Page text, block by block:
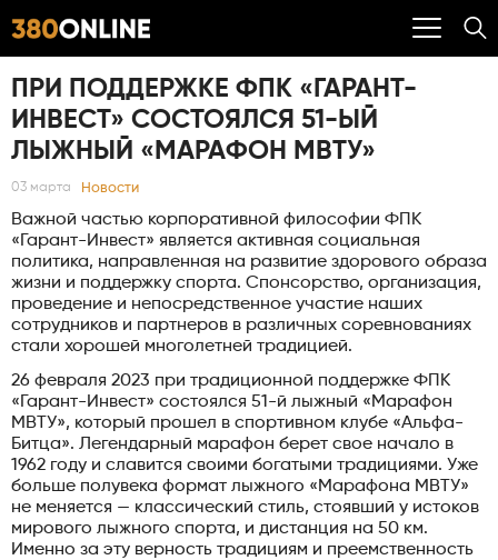
ПРИ ПОДДЕРЖКЕ ФПК «ГАРАНТ-
ИНВЕСТ» СОСТОЯЛСЯ 51-ЫЙ
ЛЫЖНЫЙ «МАРАФОН МВТУ»
03 марта Новости
Важной частью корпоративной философии ФПК
«Гарант-Инвест» является активная социальная
политика, направленная на развитие здорового образа
жизни и поддержку спорта. Спонсорство, организация,
проведение и непосредственное участие наших
сотрудников и партнеров в различных соревнованиях
стали хорошей многолетней традицией.
26 февраля 2023 при традиционной поддержке ФПК
«Гарант-Инвест» состоялся 51-й лыжный «Марафон
МВТУ», который прошел в спортивном клубе «Альфа-
Битца». Легендарный марафон берет свое начало в
1962 году и славится своими богатыми традициями. Уже
больше полувека формат лыжного «Марафона МВТУ»
не меняется — классический стиль, стоявший у истоков
мирового лыжного спорта, и дистанция на 50 км.
Именно за эту верность традициям и преемственность